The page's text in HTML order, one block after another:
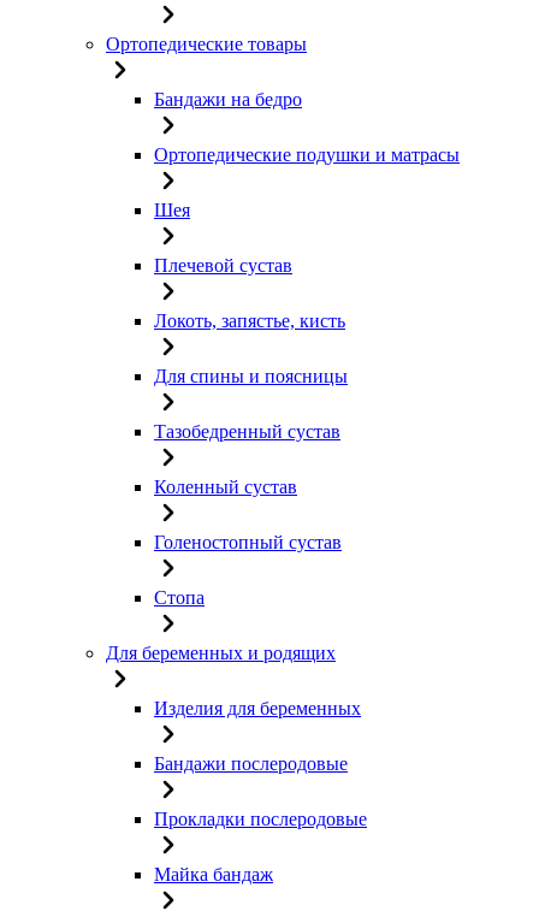
Ортопедические товары
Бандажи на бедро
Ортопедические подушки и матрасы
Шея
Плечевой сустав
Локоть, запястье, кисть
Для спины и поясницы
Тазобедренный сустав
Коленный сустав
Голеностопный сустав
Стопа
Для беременных и родящих
Изделия для беременных
Бандажи послеродовые
Прокладки послеродовые
Майка бандаж